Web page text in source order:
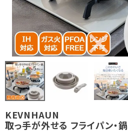
KEVNHAUN
取っ手が外せる フライパン・